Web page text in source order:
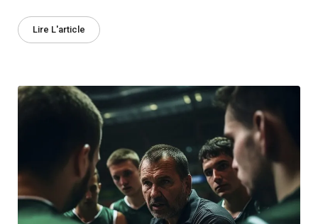
Lire L'article